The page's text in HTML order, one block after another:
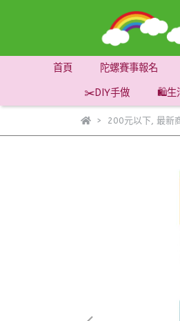
首頁 陀螺賽事報名
✂️DIY手做 🛍️生
200元以下, 最新